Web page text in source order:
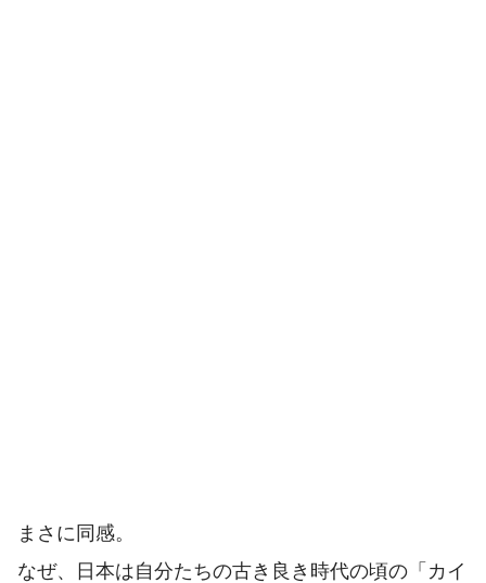
まさに同感。
なぜ、日本は自分たちの古き良き時代の頃の「カイ